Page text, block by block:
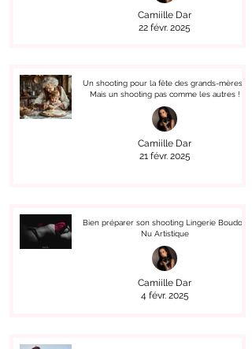
Camiille Dar
22 févr. 2025
Un shooting pour la fête des grands-mères !
Mais un shooting pas comme les autres !
Camiille Dar
21 févr. 2025
Bien préparer son shooting Lingerie Boudoir
Nu Artistique
Camiille Dar
4 févr. 2025